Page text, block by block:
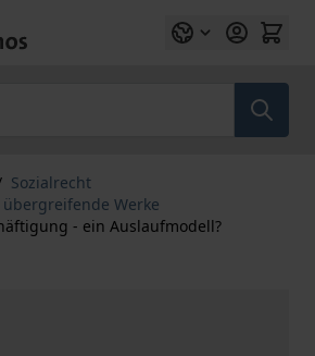
Sozialrecht
Werke
- ein Auslaufmodell?